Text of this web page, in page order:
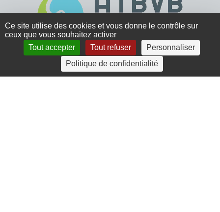
4 rue Crec’h-Ugen
22810 Belle Isle en Terre
Ce site utilise des cookies et vous donne le contrôle sur
ceux que vous souhaitez activer
Tout accepter
Tout refuser
Personnaliser
Politique de confidentialité